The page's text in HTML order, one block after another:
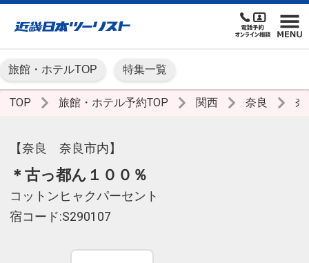
旅館・ホテルTOP 特集一覧
TOP 旅館・ホテル予約TOP 関西 奈良
【奈良 奈良市内】
＊古っ都ん１００％
コットンヒャクパーセント
宿コード:S290107